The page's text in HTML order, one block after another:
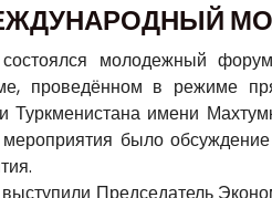
молодежный
в режиме
Туркменистана имени
было